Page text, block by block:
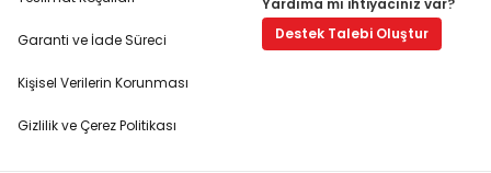
Garanti ve İade Süreci
Kişisel Verilerin Korunması
Gizlilik ve Çerez Politikası
Destek Talebi Oluştur